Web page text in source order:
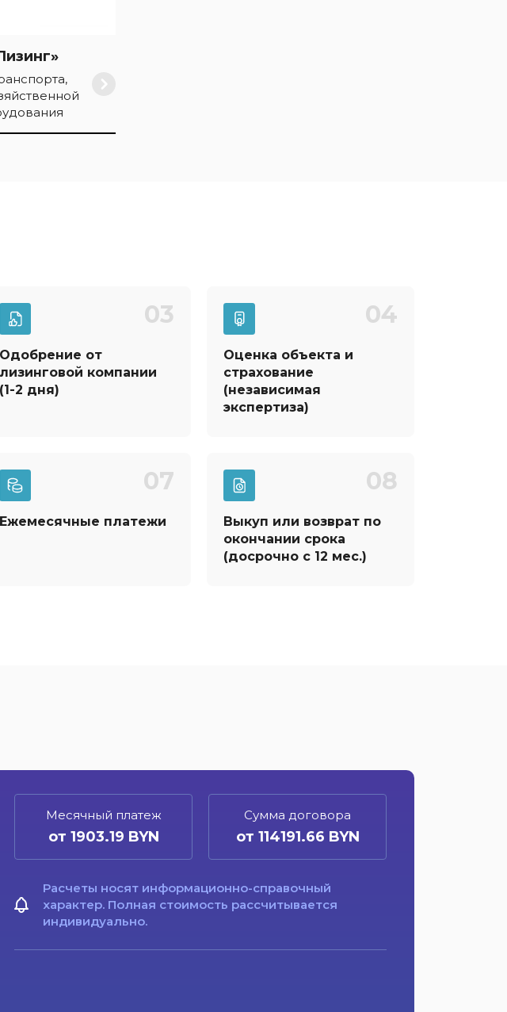
03
Одобрение от
лизинговой компании
(1-2 дня)
04
Оценка объекта и
страхование
(независимая
экспертиза)
07
Ежемесячные платежи
08
Выкуп или возврат по
окончании срока
(досрочно с 12 мес.)
Месячный платеж
от 1903.19 BYN
Сумма договора
от 114191.66 BYN
Расчеты носят информационно-справочный
характер. Полная стоимость рассчитывается
индивидуально.